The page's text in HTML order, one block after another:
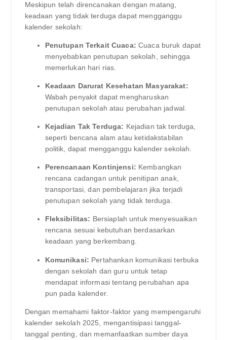
Meskipun telah direncanakan dengan matang,
keadaan yang tidak terduga dapat mengganggu
kalender sekolah:
Penutupan Terkait Cuaca: Cuaca buruk dapat
menyebabkan penutupan sekolah, sehingga
memerlukan hari rias.
Keadaan Darurat Kesehatan Masyarakat:
Wabah penyakit dapat mengharuskan
penutupan sekolah atau perubahan jadwal.
Kejadian Tak Terduga: Kejadian tak terduga,
seperti bencana alam atau ketidakstabilan
politik, dapat mengganggu kalender sekolah.
Perencanaan Kontinjensi: Kembangkan
rencana cadangan untuk penitipan anak,
transportasi, dan pembelajaran jika terjadi
penutupan sekolah yang tidak terduga.
Fleksibilitas: Bersiaplah untuk menyesuaikan
rencana sesuai kebutuhan berdasarkan
keadaan yang berkembang.
Komunikasi: Pertahankan komunikasi terbuka
dengan sekolah dan guru untuk tetap
mendapat informasi tentang perubahan apa
pun pada kalender.
Dengan memahami faktor-faktor yang mempengaruhi
kalender sekolah 2025, mengantisipasi tanggal-
tanggal penting, dan memanfaatkan sumber daya